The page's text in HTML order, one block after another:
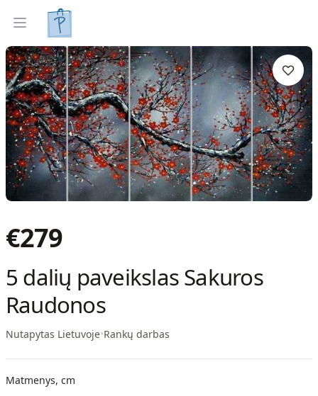
Open menu
Tapyti paveikslai
€279
5 dalių paveikslas Sakuros
Raudonos
Nutapytas Lietuvoje•Rankų darbas
Matmenys, cm